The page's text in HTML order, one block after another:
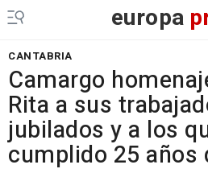
europa
CANTABRIA
Camargo
Rita a sus
jubilados y a los
cumplido 25 años